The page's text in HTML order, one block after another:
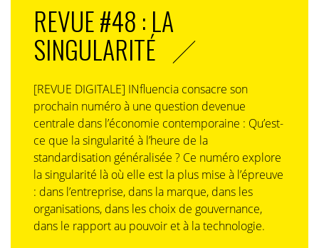
REVUE #48 : LA
SINGULARITÉ
[REVUE DIGITALE] INfluencia consacre son
prochain numéro à une question devenue
centrale dans l’économie contemporaine : Qu’est-
ce que la singularité à l’heure de la
standardisation généralisée ? Ce numéro explore
la singularité là où elle est la plus mise à l’épreuve
: dans l’entreprise, dans la marque, dans les
organisations, dans les choix de gouvernance,
dans le rapport au pouvoir et à la technologie.